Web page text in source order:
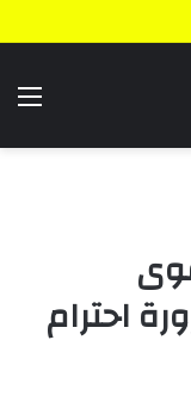
المخا المحتلة؟
احترام